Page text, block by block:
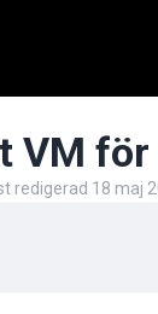
VM
redigerad 18 maj